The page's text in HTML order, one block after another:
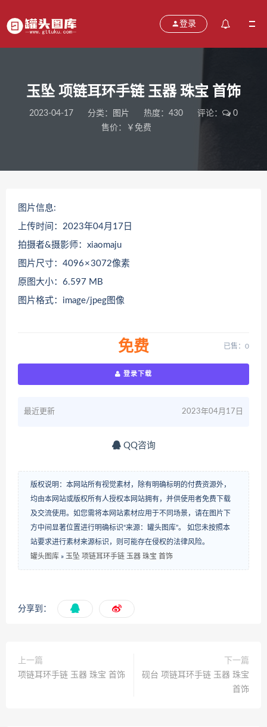
登录
玉坠 项链耳环手链 玉器 珠宝 首饰
2023-04-17 分类： 图片 热度：430 评论：
0
售价：￥免费
图片信息:
上传时间：2023年04月17日
拍摄者&摄影师：xiaomaju
图片尺寸：4096 × 3072像素
原图大小：6.597 MB
图片格式：image/jpeg图像
免费 已售：0
登录下载
最近更新 2023年04月17日
QQ咨询
版权说明：本网站所有视觉素材，除有明确标明的付费资源外，
均由本网站或版权所有人授权本网站拥有，并供使用者免费下载
及交流使用。如您需将本网站素材应用于不同场景，请在图片下
方中间显著位置进行明确标识“来源：罐头图库”。 如您未按照本
站要求进行素材来源标识，则可能存在侵权的法律风险。
罐头图库 » 玉坠 项链耳环手链 玉器 珠宝 首饰
分享到：
上一篇
项链耳环手链 玉器 珠宝 首饰
下一篇
砚台 项链耳环手链 玉器 珠宝
首饰